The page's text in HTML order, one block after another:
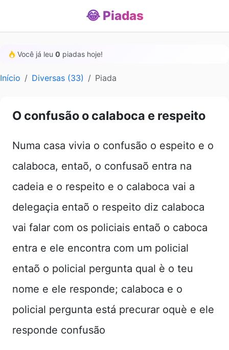
😂 Piadas
Você já leu 0 piadas hoje!
Início Diversas (33) Piada
O confusão o calaboca e respeito
Numa casa vivia o confusão o espeito e o
calaboca, entaõ, o confusaõ entra na
cadeia e o respeito e o calaboca vai a
delegaçia entaõ o respeito diz calaboca
vai falar com os policiais entaõ o caboca
entra e ele encontra com um policial
entaõ o policial pergunta qual è o teu
nome e ele responde; calaboca e o
policial pergunta está precurar oquè e ele
responde confusão